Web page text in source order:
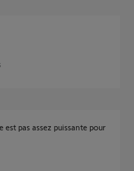
pas assez puissante pour